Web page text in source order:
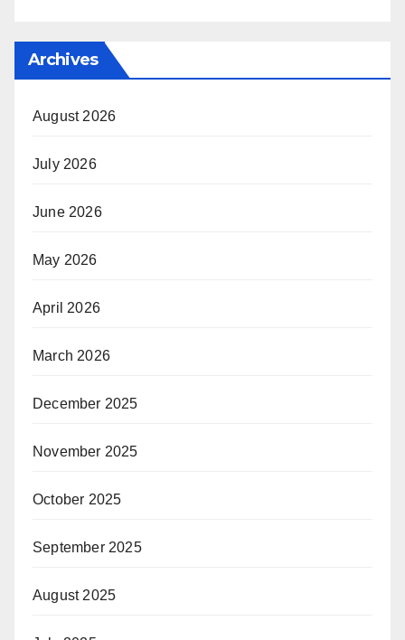
Archives
August 2026
July 2026
June 2026
May 2026
April 2026
March 2026
December 2025
November 2025
October 2025
September 2025
August 2025